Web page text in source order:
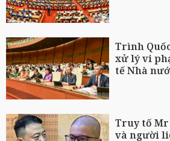
Trình
xử lý vi
tế Nhà
Truy tố
và người